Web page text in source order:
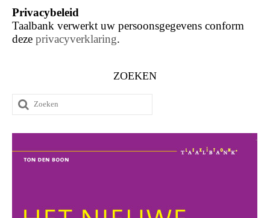
Privacybeleid
Taalbank verwerkt uw persoonsgegevens conform
deze privacyverklaring.
ZOEKEN
Zoeken
naar: